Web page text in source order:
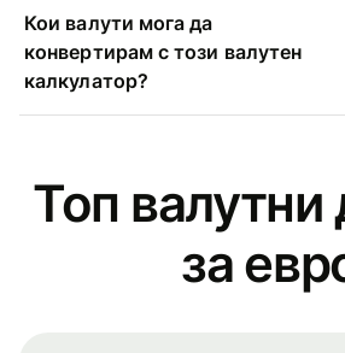
Кои валути мога да
конвертирам с този валутен
калкулатор?
Топ валутни
за